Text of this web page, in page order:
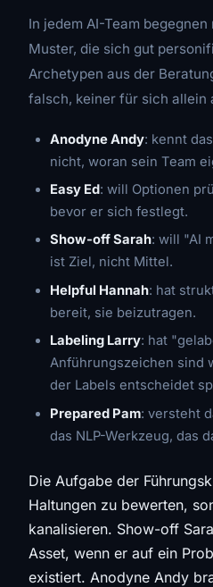
In jedem AI-Team
Muster, die sich gut
Archetypen aus der
falsch, keiner für sich allein
Anodyne Andy: kennt
nicht, woran sein Team
Easy Ed: will Optionen
bevor er sich festlegt.
Show-off Sarah: will "AI
ist Ziel, nicht Mittel.
Helpful Hannah: hat
bereit, sie beizutragen.
Labeling Larry: hat
Anführungszeichen sind
der Labels entscheidet
Prepared Pam: versteht
das NLP-Werkzeug, das
Die Aufgabe der
Haltungen zu bewerten,
kanalisieren. Show-off
Asset, wenn er auf ein
existiert. Anodyne Andy